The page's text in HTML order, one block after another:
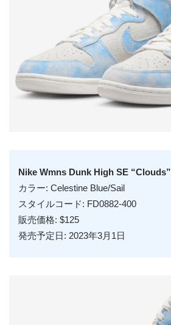
Nike Wmns Dunk High SE “Clouds”
カラー: Celestine Blue/Sail
スタイルコード: FD0882-400
販売価格: $125
発売予定日: 2023年3月1日